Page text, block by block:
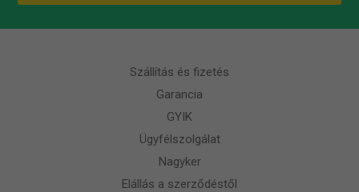
Szállítás és fizetés
Garancia
GYIK
Ügyfélszolgálat
Nagyker
Elállás a szerződéstől